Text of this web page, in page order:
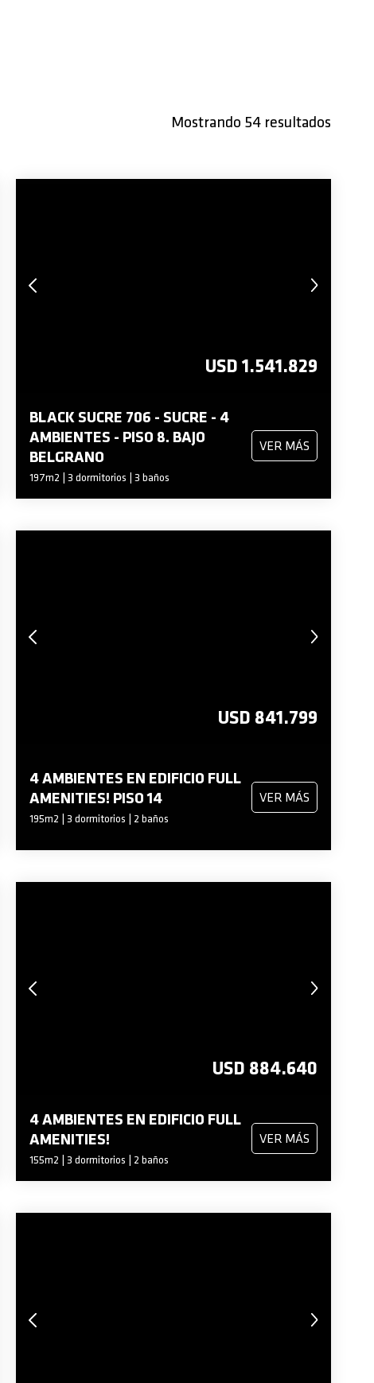
Mostrando 54 resultados
USD 1.541.829
BLACK SUCRE 706 - SUCRE - 4
AMBIENTES - PISO 8. BAJO
BELGRANO
197m2 | 3 dormitorios | 3 baños
VER MÁS
USD 841.799
4 AMBIENTES EN EDIFICIO FULL
AMENITIES! PISO 14
195m2 | 3 dormitorios | 2 baños
VER MÁS
USD 884.640
4 AMBIENTES EN EDIFICIO FULL
AMENITIES!
155m2 | 3 dormitorios | 2 baños
VER MÁS